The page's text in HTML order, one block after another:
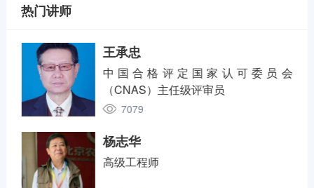
热门讲师
王承忠
中国合格评定国家认可委员会
（CNAS）主任级评审员
7079
杨志华
高级工程师